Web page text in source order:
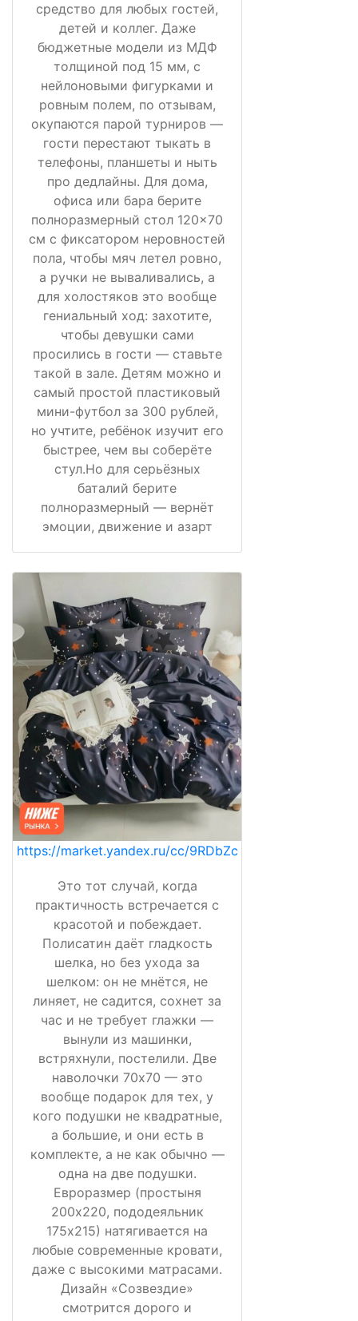
средство для любых гостей,
детей и коллег. Даже
бюджетные модели из МДФ
толщиной под 15 мм, с
нейлоновыми фигурками и
ровным полем, по отзывам,
окупаются парой турниров —
гости перестают тыкать в
телефоны, планшеты и ныть
про дедлайны. Для дома,
офиса или бара берите
полноразмерный стол 120×70
см с фиксатором неровностей
пола, чтобы мяч летел ровно,
а ручки не вываливались, а
для холостяков это вообще
гениальный ход: захотите,
чтобы девушки сами
просились в гости — ставьте
такой в зале. Детям можно и
самый простой пластиковый
мини-футбол за 300 рублей,
но учтите, ребёнок изучит его
быстрее, чем вы соберёте
стул.Но для серьёзных
баталий берите
полноразмерный — вернёт
эмоции, движение и азарт
https://market.yandex.ru/cc/9RDbZc
Это тот случай, когда
практичность встречается с
красотой и побеждает.
Полисатин даёт гладкость
шелка, но без ухода за
шелком: он не мнётся, не
линяет, не садится, сохнет за
час и не требует глажки —
вынули из машинки,
встряхнули, постелили. Две
наволочки 70х70 — это
вообще подарок для тех, у
кого подушки не квадратные,
а большие, и они есть в
комплекте, а не как обычно —
одна на две подушки.
Евроразмер (простыня
200х220, пододеяльник
175х215) натягивается на
любые современные кровати,
даже с высокими матрасами.
Дизайн «Созвездие»
смотрится дорого и